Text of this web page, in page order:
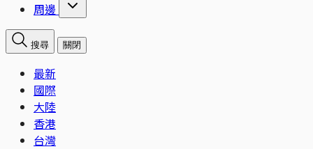
周邊
搜尋 關閉
最新
國際
大陸
香港
台灣